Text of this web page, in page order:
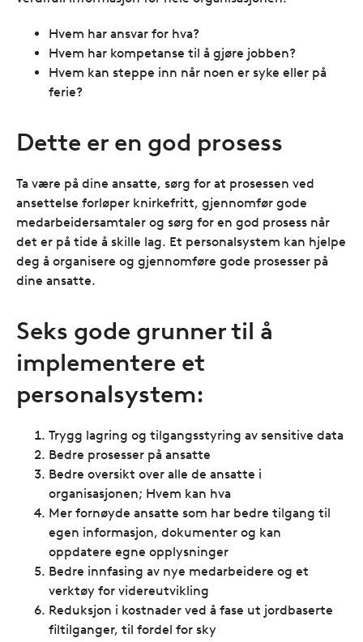
Hvem har ansvar for hva?
Hvem har kompetanse til å gjøre jobben?
Hvem kan steppe inn når noen er syke eller på
ferie?
Dette er en god prosess
Ta være på dine ansatte, sørg for at prosessen ved
ansettelse forløper knirkefritt, gjennomfør gode
medarbeidersamtaler og sørg for en god prosess når
det er på tide å skille lag. Et personalsystem kan hjelpe
deg å organisere og gjennomføre gode prosesser på
dine ansatte.
Seks gode grunner til å
implementere et
personalsystem:
Trygg lagring og tilgangsstyring av sensitive data
Bedre prosesser på ansatte
Bedre oversikt over alle de ansatte i
organisasjonen; Hvem kan hva
Mer fornøyde ansatte som har bedre tilgang til
egen informasjon, dokumenter og kan
oppdatere egne opplysninger
Bedre innfasing av nye medarbeidere og et
verktøy for videreutvikling
Reduksjon i kostnader ved å fase ut jordbaserte
filtilganger, til fordel for sky